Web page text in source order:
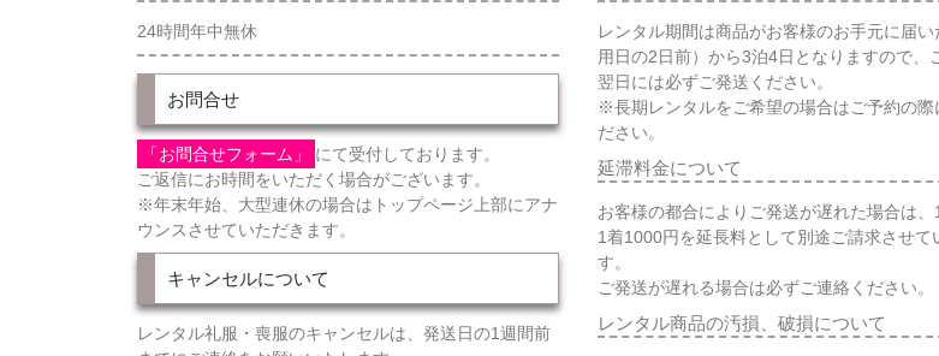
24時間年中無休
お問合せ
「お問合せフォーム」
にて受付しております。
ご返信にお時間をいただく場合がございます。
※年末年始、大型連休の場合はトップページ上部にアナ
ウンスさせていただきます。
キャンセルについて
レンタル礼服・喪服のキャンセルは、発送日の1週間前
レンタル期間は商品がお客様のお手元に届い
用日の2日前）から3泊4日となりますので、
翌日には必ずご発送ください。
※長期レンタルをご希望の場合はご予約の際
ださい。
延滞料金について
お客様の都合によりご発送が遅れた場合は、
1着1000円を延長料として別途ご請求させて
す。
ご発送が遅れる場合は必ずご連絡ください。
レンタル商品の汚損、破損について